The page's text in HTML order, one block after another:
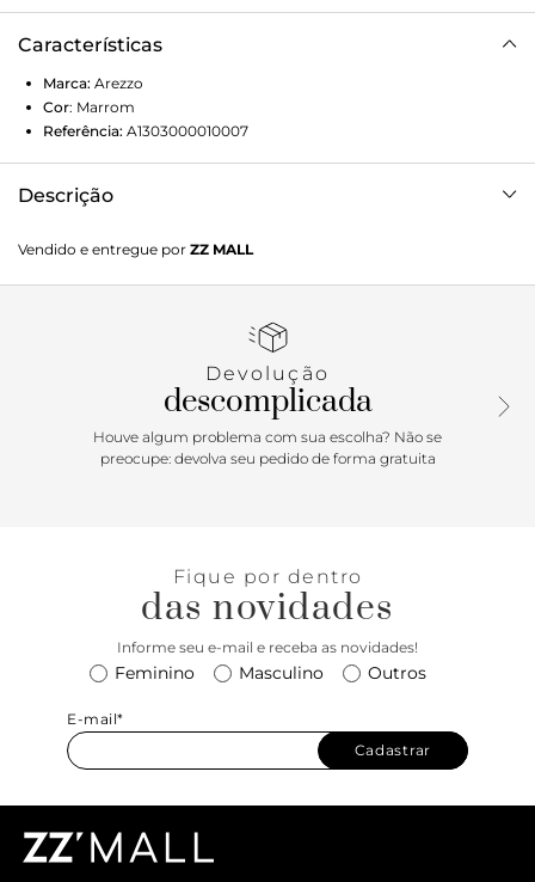
Características
Marca: Arezzo
Cor: Marrom
Referência: A1303000010007
Descrição
bico fino. Aberto atrás, possui recorte arredondado no
cabedal e aplicação de bridão metálico dourado. Traz tira
contorna o calcanhar. Com palmilha bege e inscrição do
Vendido e entregue por ZZ MALL
Devolução
descomplicada
Houve algum problema com sua escolha? Não se
preocupe: devolva seu pedido de forma gratuita
Fique por dentro
das novidades
Informe seu e-mail e receba as novidades!
Feminino Masculino Outros
E-mail*
Cadastrar